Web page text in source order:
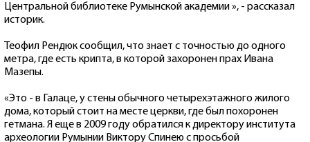
Центральной библиотеке Румынской академии », - рассказал
историк.
Теофил Рендюк сообщил, что знает с точностью до одного
метра, где есть крипта, в которой захоронен прах Ивана
Мазепы.
«Это - в Галаце, у стены обычного четырехэтажного жилого
дома, который стоит на месте церкви, где был похоронен
гетмана. Я еще в 2009 году обратился к директору института
археологии Румынии Виктору Спинею с просьбой